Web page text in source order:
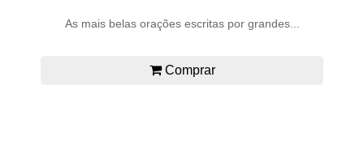
As mais belas orações escritas por grandes...
Comprar